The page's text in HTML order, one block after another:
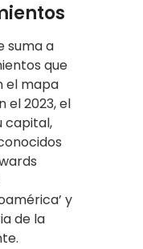
suma a
que
el mapa
el 2023, el
capital,
y
de la